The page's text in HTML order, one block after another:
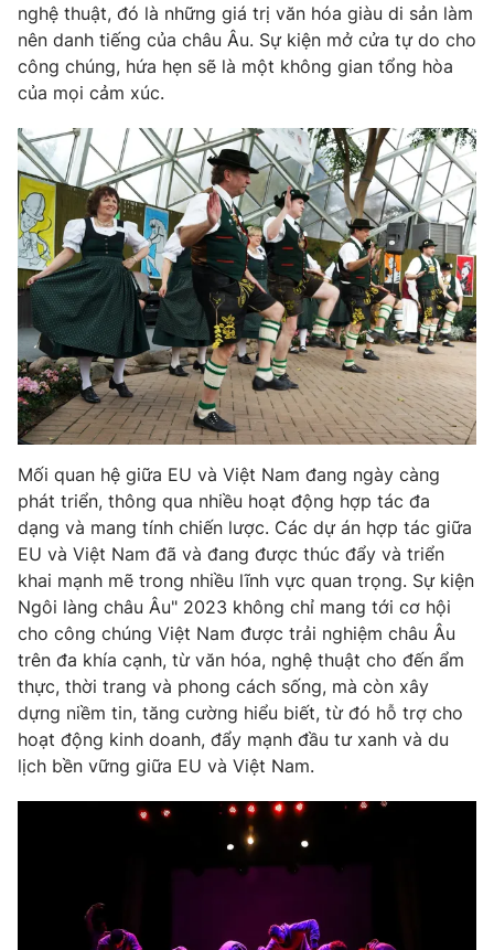
THỜI BÁO VTV
Theo dõi báo trên
Cơ quan chủ quản:Đài Truyền hình Việt Nam
Cơ quan báo chí:Thời báo VTV
Giấy phép hoạt động báo in và báo điện tử số 483/GP-BTTTT
cấp ngày 29/12/2023
Tổng Biên tập:Vũ Thanh Thủy
Phó Tổng Biên tập: Nguyễn Thị Mỹ Hạnh, Phạm Quốc Thắng,
Nguyễn Trọng Ninh
Tổng đài VTV:
024.38 355 931 - 024.38 355 932
Ðiện thoại Thời báo VTV:024.66 897 897
Email:toasoan@vtv.vn
Liên hệ quảng cáo:024-7300.7108
® Cấm sao chép dưới mọi hình thức nếu không có sự chấp
nghệ thuật, đó là những giá trị văn hóa giàu di sản làm
nên danh tiếng của châu Âu. Sự kiện mở cửa tự do cho
công chúng, hứa hẹn sẽ là một không gian tổng hòa
của mọi cảm xúc.
Mối quan hệ giữa EU và Việt Nam đang ngày càng
phát triển, thông qua nhiều hoạt động hợp tác đa
dạng và mang tính chiến lược. Các dự án hợp tác giữa
EU và Việt Nam đã và đang được thúc đẩy và triển
khai mạnh mẽ trong nhiều lĩnh vực quan trọng. Sự kiện
Ngôi làng châu Âu" 2023 không chỉ mang tới cơ hội
cho công chúng Việt Nam được trải nghiệm châu Âu
trên đa khía cạnh, từ văn hóa, nghệ thuật cho đến ẩm
thực, thời trang và phong cách sống, mà còn xây
dựng niềm tin, tăng cường hiểu biết, từ đó hỗ trợ cho
hoạt động kinh doanh, đẩy mạnh đầu tư xanh và du
lịch bền vững giữa EU và Việt Nam.